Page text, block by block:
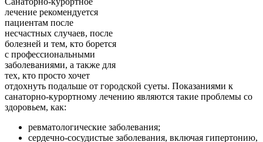
лечение рекомендуется
пациентам после
несчастных случаев, после
болезней и тем, кто борется
с профессиональными
заболеваниями, а также для
тех, кто просто хочет
отдохнуть подальше от городской суеты. Показаниями к
санаторно-курортному лечению являются такие проблемы со
здоровьем, как:
ревматологические заболевания;
сердечно-сосудистые заболевания, включая гипертонию,